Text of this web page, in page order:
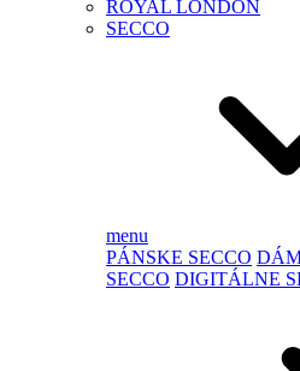
ROYAL LONDON
SECCO
menu
PÁNSKE SECCO
SECCO DIGITÁLNE